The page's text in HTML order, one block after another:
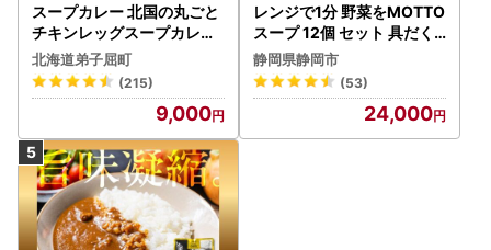
スープカレー 北国の丸ごと
チキンレッグスープカレー
4個 3739
北海道弟子屈町
(215)
9,000
レンジで1分 野菜をMOTTO
スープ 12個 セット 具だく
さんスープ 朝食 惣菜 国産
野菜 常温保存
静岡県静岡市
(53)
24,000